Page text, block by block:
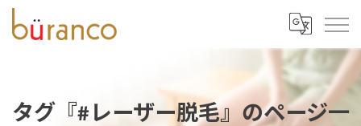
タグ『#レーザー脱毛』のページ一